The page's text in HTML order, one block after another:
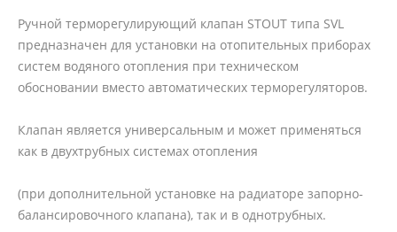
Ручной терморегулирующий клапан STOUT типа SVL
предназначен для установки на отопительных приборах
систем водяного отопления при техническом
обосновании вместо автоматических терморегуляторов.
Клапан является универсальным и может применяться
как в двухтрубных системах отопления
(при дополнительной установке на радиаторе запорно-
балансировочного клапана), так и в однотрубных.